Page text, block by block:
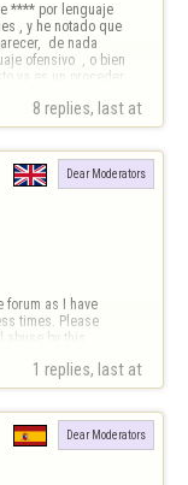
**** por lenguaje
, y he notado que
de nada
ofensivo  , o bien
ya es un proceder
8 replies, last at
Dear Moderators
forum as I have
times. Please
by this
1 replies, last at
Dear Moderators